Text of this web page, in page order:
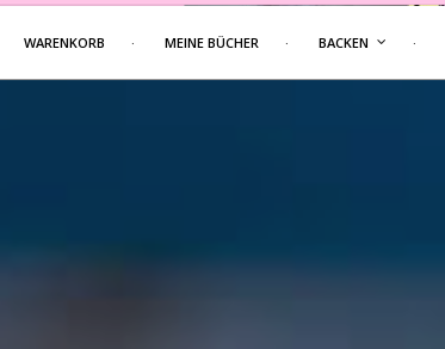
WARENKORB MEINE BÜCHER BACKEN